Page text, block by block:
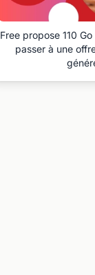
Free propose 110
passer à une